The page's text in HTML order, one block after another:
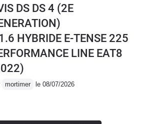
DS DS 4 (2E
HYBRIDE E-TENSE 225
LINE EAT8
mortimer le 08/07/2026